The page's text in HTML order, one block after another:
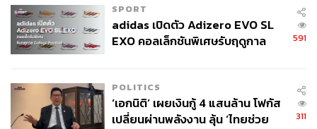
SPORT
adidas เปิดตัว Adizero EVO SL
EXO คอลเล็กชันพิเศษรับฤดูกาล
591
POLITICS
‘เอกนิติ’ เผยเงินกู้ 4 แสนล้าน โฟกัส
เปลี่ยนผ่านพลังงาน ลุ้น ‘ไทยช่วย
311